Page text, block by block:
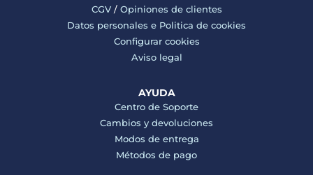
CGV/ Opiniones de clientes
Datos personales e Politica de cookies
Configurar cookies
Aviso legal
AYUDA
Centro de Soporte
Cambios y devoluciones
Modos de entrega
Métodos de pago